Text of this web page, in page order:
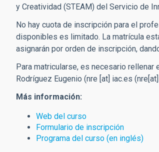
y Creatividad (STEAM) del Servicio de
No hay cuota de inscripción para el
disponibles es limitado. La matrícula
asignarán por orden de inscripción,
Para matricularse, es necesario
Rodríguez Eugenio (nre [at] iac.es
Más información:
Web del curso
Formulario de inscripción
Programa del curso (en inglés)